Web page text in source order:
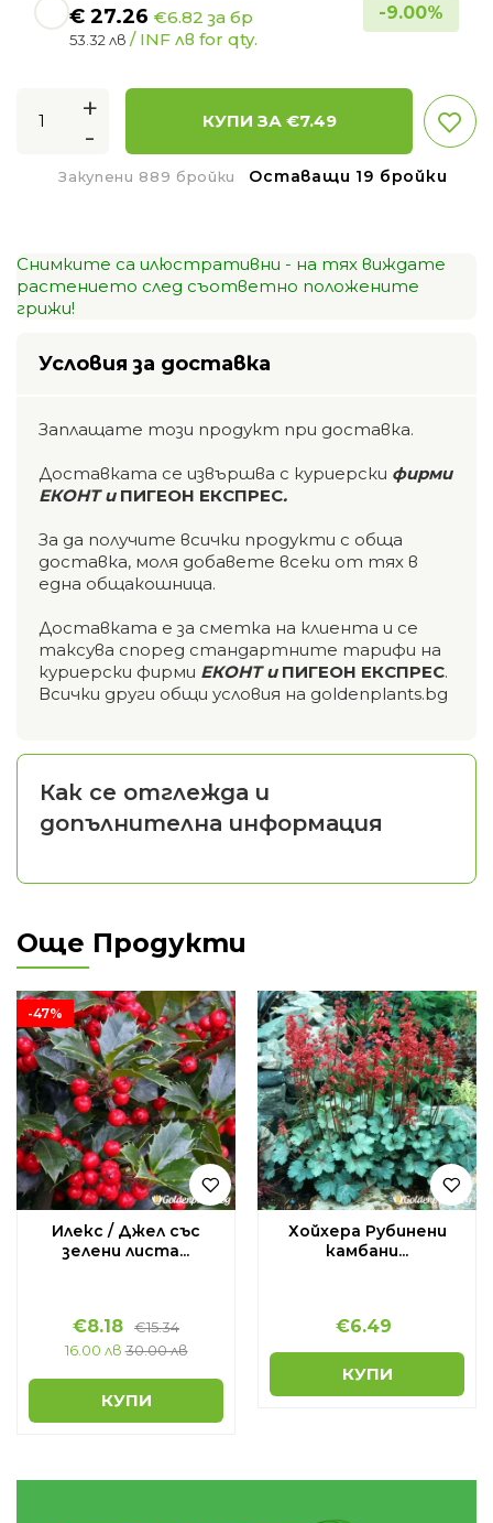
€ 27.26 €6.82 за бр
53.32 лв / INF лв for qty.
-9.00%
+
-
КУПИ ЗА €7.49
Закупени 889 бройки Оставащи 19 бройки
Снимките са илюстративни - на тях виждате
растението след съответно положените
грижи!
Условия за доставка
Заплащате този продукт при доставка.
Доставката се извършва с куриерски фирми
ЕКОНТ и ПИГЕОН ЕКСПРЕС.
За да получите всички продукти с обща
доставка, моля добавете всеки от тях в
една общакошница.
Доставката е за сметка на клиента и се
таксува според стандартните тарифи на
куриерски фирми ЕКОНТ и ПИГЕОН ЕКСПРЕС.
Всички други общи условия на goldenplants.bg
Как се отглежда и
допълнителна информация
Още Продукти
-47%
Илекс / Джел със
зелени листа...
€8.18 €15.34
16.00 лв 30.00 лв
КУПИ
Хойхера Рубинени
камбани...
€6.49
КУПИ